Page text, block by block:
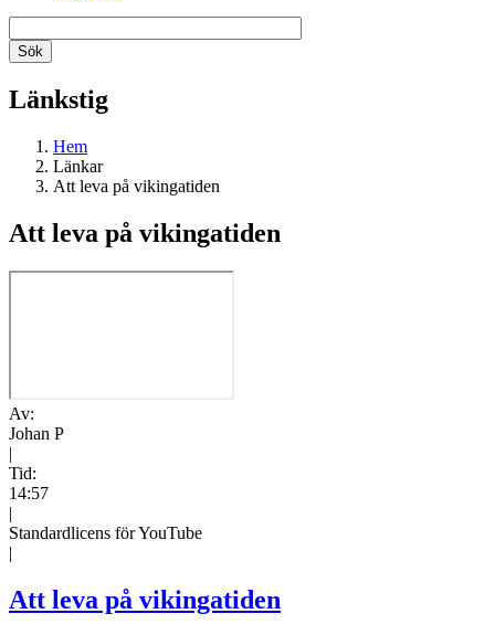
Länkstig
Hem
Länkar
Att leva på vikingatiden
Att leva på vikingatiden
Av:
Johan P
|
Tid:
14:57
|
Standardlicens för YouTube
|
Att leva på vikingatiden